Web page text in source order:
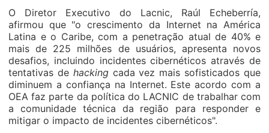
O Diretor Executivo do Lacnic, Raúl Echeberría,
afirmou que "o crescimento da Internet na América
Latina e o Caribe, com a penetração atual de 40% e
mais de 225 milhões de usuários, apresenta novos
desafios, incluindo incidentes cibernéticos através de
tentativas de hackingcada vez mais sofisticados que
diminuem a confiança na Internet. Este acordo com a
OEA faz parte da política do LACNIC de trabalhar com
a comunidade técnica da região para responder e
mitigar o impacto de incidentes cibernéticos".